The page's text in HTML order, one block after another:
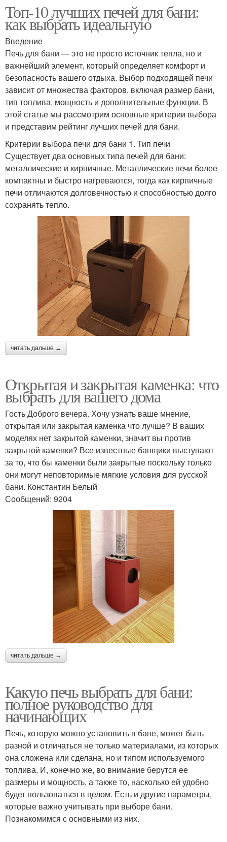
Топ-10 лучших печей для бани:
как выбрать идеальную
Введение
Печь для бани — это не просто источник тепла, но и
важнейший элемент, который определяет комфорт и
безопасность вашего отдыха. Выбор подходящей печи
зависит от множества факторов, включая размер бани,
тип топлива, мощность и дополнительные функции. В
этой статье мы рассмотрим основные критерии выбора
и представим рейтинг лучших печей для бани.
Критерии выбора печи для бани 1. Тип печи
Существует два основных типа печей для бани:
металлические и кирпичные. Металлические печи более
компактны и быстро нагреваются, тогда как кирпичные
печи отличаются долговечностью и способностью долго
сохранять тепло.
читать дальше →
Открытая и закрытая каменка: что
выбрать для вашего дома
Гость Доброго вечера. Хочу узнать ваше мнение,
открытая или закрытая каменка что лучше? В ваших
моделях нет закрытой каменки, значит вы против
закрытой каменки? Все известные банщики выступают
за то, что бы каменки были закрытые поскольку только
они могут неповторимые мягкие условия для русской
бани. Константин Белый
Сообщений: 9204
читать дальше →
Какую печь выбрать для бани:
полное руководство для
начинающих
Печь, которую можно установить в бане, может быть
разной и отличаться не только материалами, из которых
она сложена или сделана, но и типом используемого
топлива. И, конечно же, во внимание берутся ее
размеры и мощность, а также то, насколько ей удобно
будет пользоваться в целом. Есть и другие параметры,
которые важно учитывать при выборе бани.
Познакомимся с основными из них.